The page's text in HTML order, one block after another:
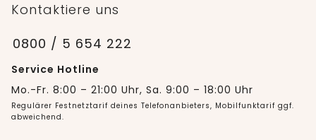
Kontaktiere uns
0800 / 5 654 222
Service Hotline
Mo.-Fr. 8:00 – 21:00 Uhr, Sa. 9:00 – 18:00 Uhr
Regulärer Festnetztarif deines Telefonanbieters, Mobilfunktarif ggf.
abweichend.